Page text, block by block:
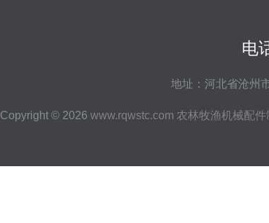
电
地址：河北省沧州
Copyright © 2026 www.rqwstc.com 农林牧渔机械配件